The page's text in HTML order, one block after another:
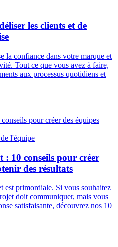
les clients et de
la confiance dans votre marque et
Tout ce que vous avez à faire,
aux processus quotidiens et
l'équipe
10 conseils pour créer
des résultats
est primordiale. Si vous souhaitez
doit communiquer, mais vous
satisfaisante, découvrez nos 10